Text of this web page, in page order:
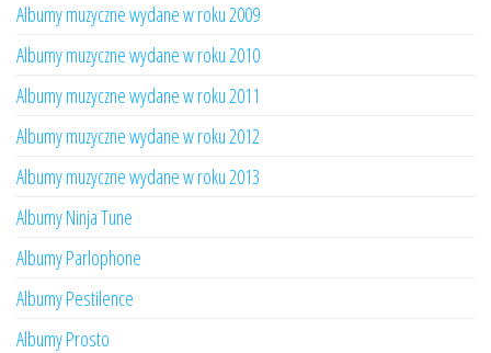
Albumy muzyczne wydane w roku 2009
Albumy muzyczne wydane w roku 2010
Albumy muzyczne wydane w roku 2011
Albumy muzyczne wydane w roku 2012
Albumy muzyczne wydane w roku 2013
Albumy Ninja Tune
Albumy Parlophone
Albumy Pestilence
Albumy Prosto